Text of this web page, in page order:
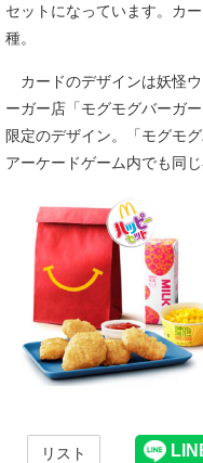
セットになっています。カ
種。
カードのデザインは妖怪
ーガー店「モグモグバーガ
限定のデザイン。「モグモ
アーケードゲーム内でも同じ
リスト